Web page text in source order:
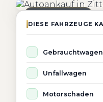
DIESE FAHRZEUGE
Gebrauchtwagen
Unfallwagen
Motorschaden